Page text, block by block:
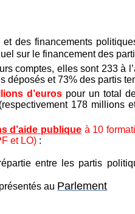
des financements
sur le financement des
comptes, elles sont 233 à
déposés et 73% des partis
d’eurospour un total
178 millions
d’aide publique à 10
et LO) :
entre les partis
au Parlement